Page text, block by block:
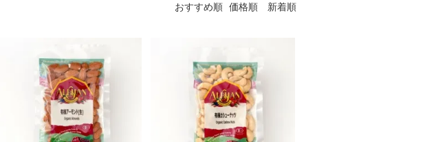
おすすめ順 価格順 新着順